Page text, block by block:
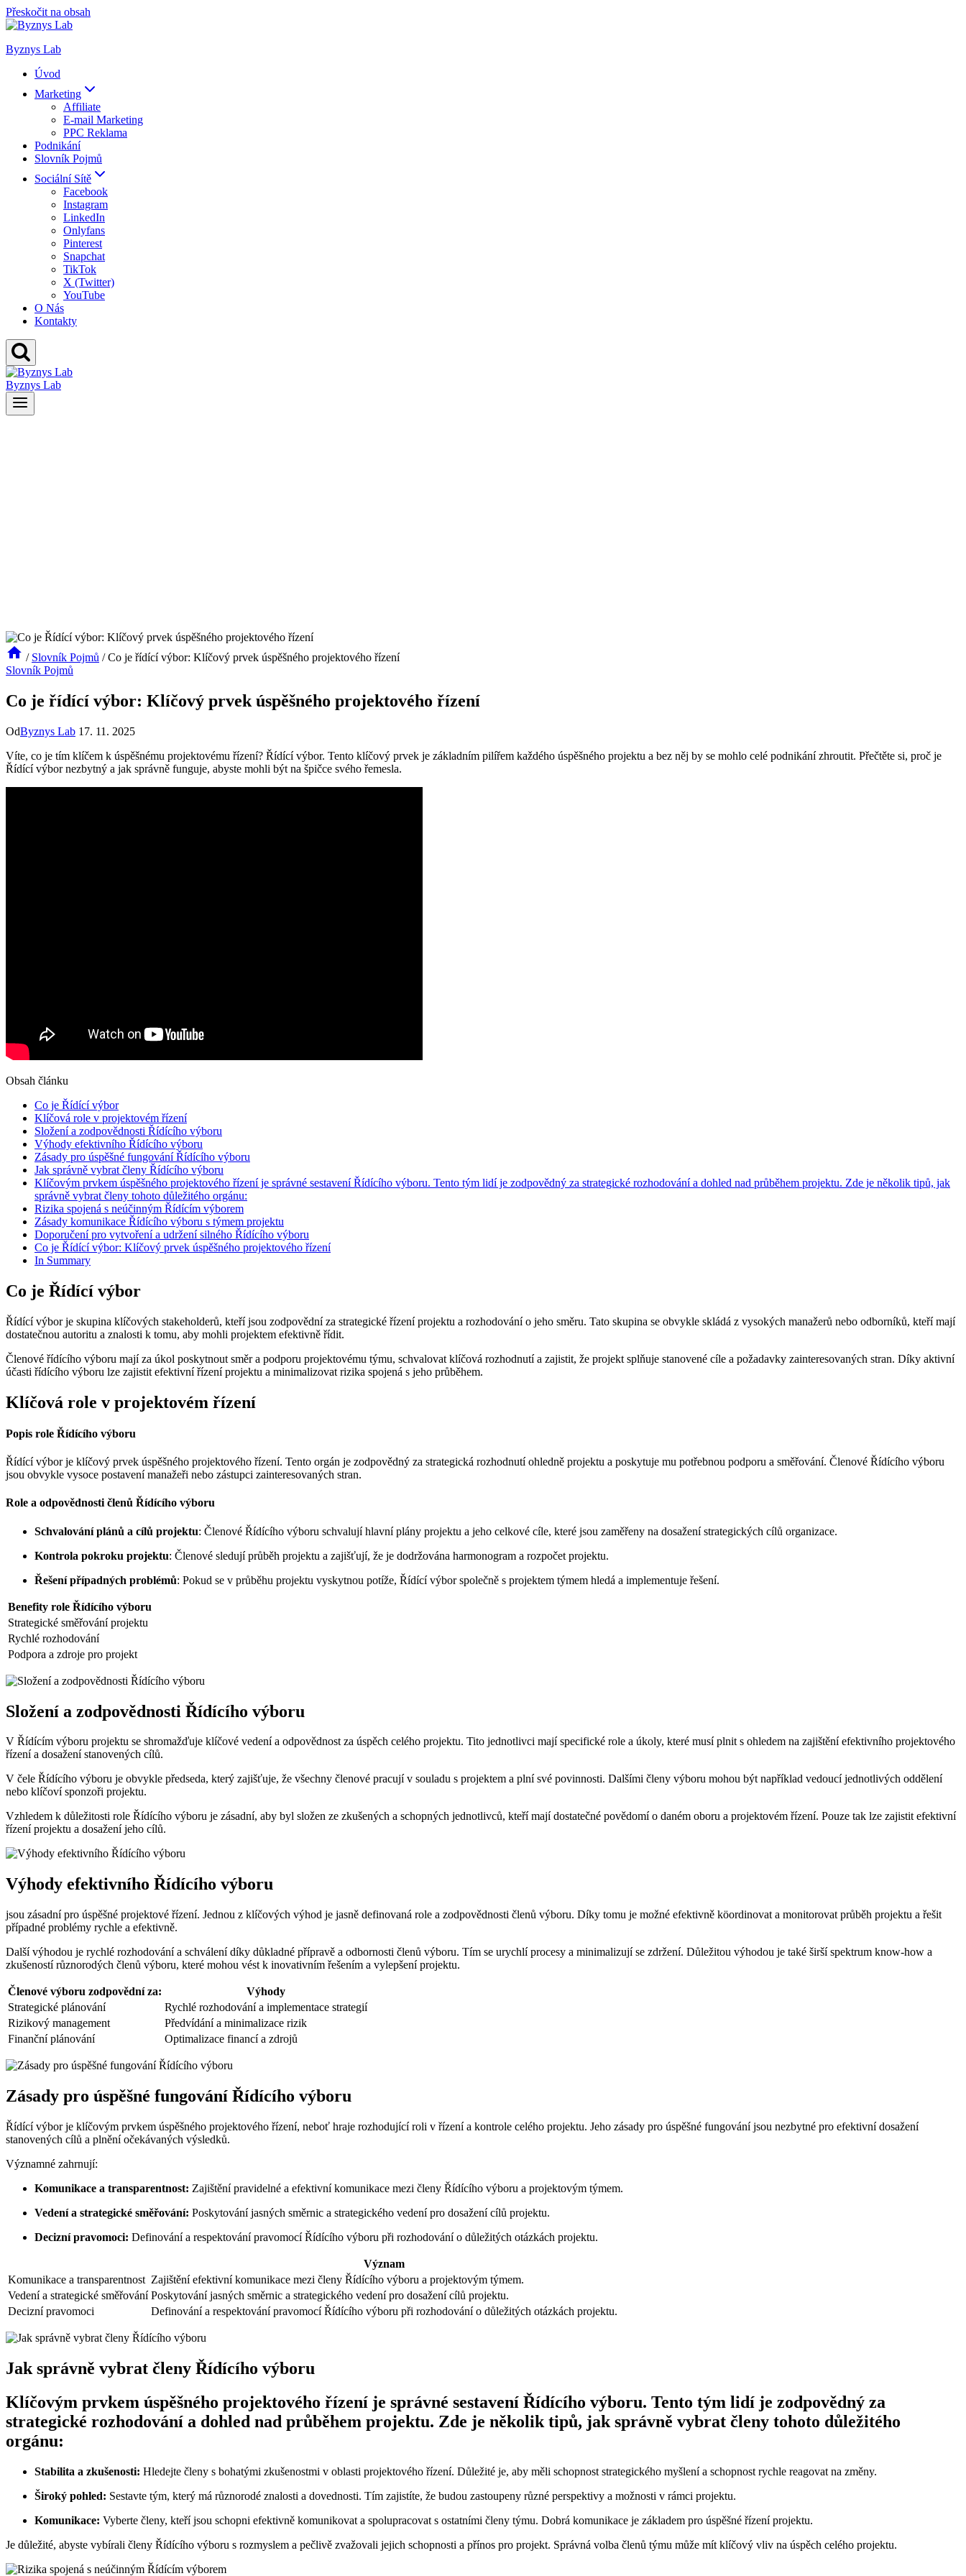
Přeskočit na obsah
Byznys Lab
Úvod
Marketing
Affiliate
E-mail Marketing
PPC Reklama
Podnikání
Slovník Pojmů
Sociální Sítě
Facebook
Instagram
LinkedIn
Onlyfans
Pinterest
Snapchat
TikTok
X (Twitter)
YouTube
O Nás
Kontakty
Byznys Lab
/ Slovník Pojmů / Co je řídící výbor: Klíčový prvek úspěšného projektového řízení
Slovník Pojmů
Co je řídící výbor: Klíčový prvek úspěšného projektového řízení
OdByznys Lab 17. 11. 2025
Víte, co je tím klíčem k úspěšnému projektovému řízení? Řídící výbor. Tento klíčový prvek je základním pilířem každého úspěšného projektu a bez něj by se mohlo celé podnikání zhroutit. Přečtěte si, proč je
Řídící výbor nezbytný a jak správně funguje, abyste mohli být na špičce svého řemesla.
Obsah článku
Co je Řídící výbor
Klíčová role v projektovém řízení
Složení a zodpovědnosti Řídícího výboru
Výhody efektivního Řídícího výboru
Zásady pro úspěšné fungování Řídícího výboru
Jak správně vybrat členy Řídícího výboru
Klíčovým prvkem úspěšného projektového řízení je správné sestavení Řídícího výboru. Tento tým lidí je zodpovědný za strategické rozhodování a dohled nad průběhem projektu. Zde je několik tipů, jak
správně vybrat členy tohoto důležitého orgánu:
Rizika spojená s neúčinným Řídícím výborem
Zásady komunikace Řídícího výboru s týmem projektu
Doporučení pro vytvoření a udržení silného Řídícího výboru
Co je Řídící výbor: Klíčový prvek úspěšného projektového řízení
In Summary
Co je Řídící výbor
Řídící výbor je skupina klíčových stakeholderů, kteří jsou zodpovědní za strategické řízení projektu a rozhodování o jeho směru. Tato skupina se obvykle skládá z vysokých manažerů nebo odborníků, kteří mají
dostatečnou autoritu a znalosti k tomu, aby mohli projektem efektivně řídit.
Členové řídícího výboru mají za úkol poskytnout směr a podporu projektovému týmu, schvalovat klíčová rozhodnutí a zajistit, že projekt splňuje stanovené cíle a požadavky zainteresovaných stran. Díky aktivní
účasti řídícího výboru lze zajistit efektivní řízení projektu a minimalizovat rizika spojená s jeho průběhem.
Klíčová role v projektovém řízení
Popis role Řídícího výboru
Řídící výbor je klíčový prvek úspěšného projektového řízení. Tento orgán je zodpovědný za strategická rozhodnutí ohledně projektu a poskytuje mu potřebnou podporu a směřování. Členové Řídícího výboru
jsou obvykle vysoce postavení manažeři nebo zástupci zainteresovaných stran.
Role a odpovědnosti členů Řídícího výboru
Schvalování plánů a cílů projektu: Členové Řídícího výboru schvalují hlavní plány projektu a jeho celkové cíle, které jsou zaměřeny na dosažení strategických cílů organizace.
Kontrola pokroku projektu: Členové sledují průběh projektu a zajišťují, že je dodržována harmonogram a rozpočet projektu.
Řešení případných problémů: Pokud se v průběhu projektu vyskytnou potíže, Řídící výbor společně s projektem týmem hledá a implementuje řešení.
Benefity role Řídícího výboru
Strategické směřování projektu
Rychlé rozhodování
Podpora a zdroje pro projekt
Složení a zodpovědnosti Řídícího výboru
V Řídícím výboru projektu se shromažďuje klíčové vedení a odpovědnost za úspěch celého projektu. Tito jednotlivci mají specifické role a úkoly, které musí plnit s ohledem na zajištění efektivního projektového
řízení a dosažení stanovených cílů.
V čele Řídícího výboru je obvykle předseda, který zajišťuje, že všechny členové pracují v souladu s projektem a plní své povinnosti. Dalšími členy výboru mohou být například vedoucí jednotlivých oddělení
nebo klíčoví sponzoři projektu.
Vzhledem k důležitosti role Řídícího výboru je zásadní, aby byl složen ze zkušených a schopných jednotlivců, kteří mají dostatečné povědomí o daném oboru a projektovém řízení. Pouze tak lze zajistit efektivní
řízení projektu a dosažení jeho cílů.
Výhody efektivního Řídícího výboru
jsou zásadní pro úspěšné projektové řízení. Jednou z klíčových výhod je jasně definovaná role a zodpovědnosti členů výboru. Díky tomu je možné efektivně köordinovat a monitorovat průběh projektu a řešit
případné problémy rychle a efektivně.
Další výhodou je rychlé rozhodování a schválení díky důkladné přípravě a odbornosti členů výboru. Tím se urychlí procesy a minimalizují se zdržení. Důležitou výhodou je také širší spektrum know-how a
zkušeností různorodých členů výboru, které mohou vést k inovativním řešením a vylepšení projektu.
Členové výboru zodpovědní za:
Výhody
Strategické plánování
Rychlé rozhodování a implementace strategií
Rizikový management
Předvídání a minimalizace rizik
Finanční plánování
Optimalizace financí a zdrojů
Zásady pro úspěšné fungování Řídícího výboru
Řídící výbor je klíčovým prvkem úspěšného projektového řízení, neboť hraje rozhodující roli v řízení a kontrole celého projektu. Jeho zásady pro úspěšné fungování jsou nezbytné pro efektivní dosažení
stanovených cílů a plnění očekávaných výsledků.
Významné zahrnují:
Komunikace a transparentnost: Zajištění pravidelné a efektivní komunikace mezi členy Řídícího výboru a projektovým týmem.
Vedení a strategické směřování: Poskytování jasných směrnic a strategického vedení pro dosažení cílů projektu.
Decizní pravomoci: Definování a respektování pravomocí Řídícího výboru při rozhodování o důležitých otázkách projektu.
Význam
Komunikace a transparentnost Zajištění efektivní komunikace mezi členy Řídícího výboru a projektovým týmem.
Vedení a strategické směřování Poskytování jasných směrnic a strategického vedení pro dosažení cílů projektu.
Decizní pravomoci
Definování a respektování pravomocí Řídícího výboru při rozhodování o důležitých otázkách projektu.
Jak správně vybrat členy Řídícího výboru
Klíčovým prvkem úspěšného projektového řízení je správné sestavení Řídícího výboru. Tento tým lidí je zodpovědný za
strategické rozhodování a dohled nad průběhem projektu. Zde je několik tipů, jak správně vybrat členy tohoto důležitého
orgánu:
Stabilita a zkušenosti: Hledejte členy s bohatými zkušenostmi v oblasti projektového řízení. Důležité je, aby měli schopnost strategického myšlení a schopnost rychle reagovat na změny.
Široký pohled: Sestavte tým, který má různorodé znalosti a dovednosti. Tím zajistíte, že budou zastoupeny různé perspektivy a možnosti v rámci projektu.
Komunikace: Vyberte členy, kteří jsou schopni efektivně komunikovat a spolupracovat s ostatními členy týmu. Dobrá komunikace je základem pro úspěšné řízení projektu.
Je důležité, abyste vybírali členy Řídícího výboru s rozmyslem a pečlivě zvažovali jejich schopnosti a přínos pro projekt. Správná volba členů týmu může mít klíčový vliv na úspěch celého projektu.